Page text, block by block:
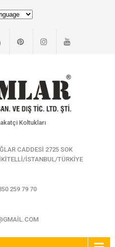
Koltukları
CADDESİ 2725 SOK
İSTANBUL/TÜRKİYE
259 79 70